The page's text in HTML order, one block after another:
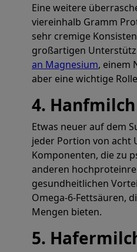
Eine weitere
viereinhalb Gramm
sehr cremige
großartigen
an Magnesium, einem
aber eine wichtige
4. Hanfmilch
Etwas neuer auf dem
jeder Portion von acht
Komponenten, die zu
anderen
gesundheitlichen
Omega-6-Fettsäuren,
Mengen bieten.
5.